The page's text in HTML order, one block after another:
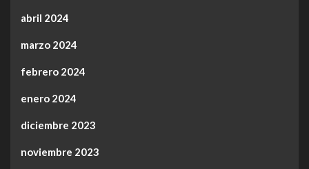
abril 2024
marzo 2024
febrero 2024
enero 2024
diciembre 2023
noviembre 2023